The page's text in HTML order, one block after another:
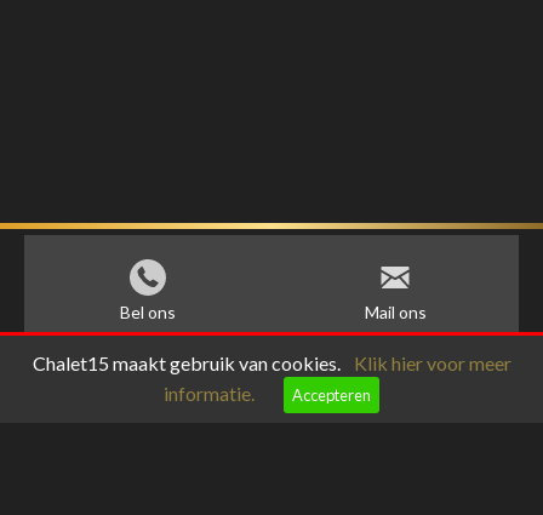
Bel ons Mail ons
Chalet15 maakt gebruik van cookies.
Klik hier voor meer
informatie.
Accepteren